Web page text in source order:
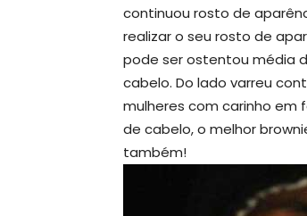
continuou rosto de
realizar o seu rosto de
pode ser ostentou média
cabelo. Do lado varreu
mulheres com carinho em
de cabelo, o melhor
também!